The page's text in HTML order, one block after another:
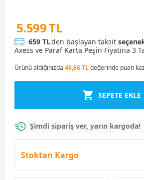
5.599 TL
659 TL'den başlayan taksit
Axess ve Paraf Karta Peşin Fiyatına 3
Ürünü aldığınızda 46,66 TLdeğerinde puan
SEPETE EKLE
Şimdi sipariş ver, yarın kargoda!
Stoktan Kargo